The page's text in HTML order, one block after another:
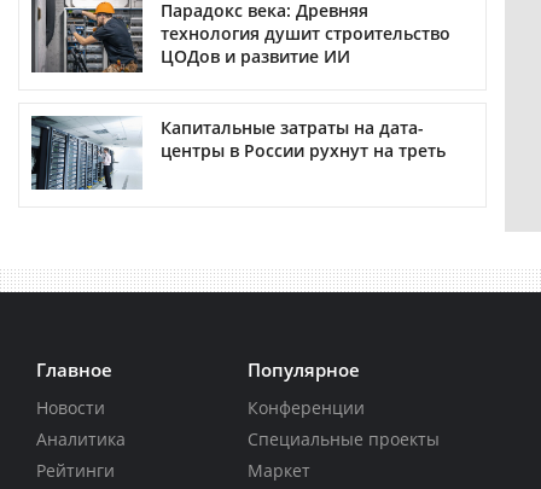
Парадокс века: Древняя
технология душит строительство
ЦОДов и развитие ИИ
Капитальные затраты на дата-
центры в России рухнут на треть
Главное
Новости
Аналитика
Рейтинги
Популярное
Конференции
Специальные проекты
Маркет